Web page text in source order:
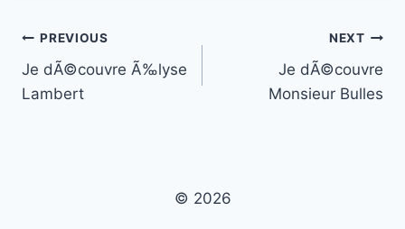
Post
navigation
PREVIOUS
Je dÃ©couvre Ã‰lyse
Lambert
NEXT
Je dÃ©couvre
Monsieur Bulles
© 2026